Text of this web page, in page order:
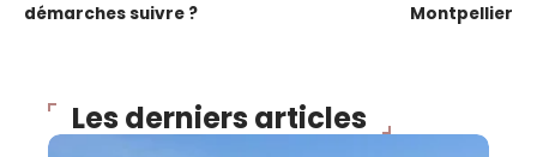
démarches suivre ?
Montpellier
Les derniers articles